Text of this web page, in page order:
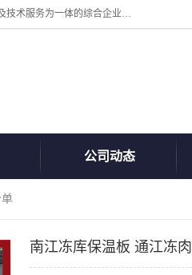
四川美柯冷冻库安装工程有限公司一家以冷库机组、冷库设备、冷库设计、冷冻库设备销售、冷库安装、冻库安装价格及技术服务为一体的综合企业，咨询热线：同等设备材料优惠10% 。公司各种类型安装组合式冷库、冷冻库、冷藏库、气调保鲜库、并提供成套设备供应、安装与调试、维护与维修、技术咨询、操作维修人员技术培训等
公司动态
南江冻库保温板 通江冻